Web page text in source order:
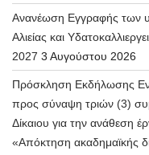
Ανανέωση Εγγραφής των
Αλιείας και
2027 3 Αυγούστου 2026
Πρόσκληση Εκδήλωσης
προς σύναψη τριών (3)
Δίκαιου για την ανάθεση
«Απόκτηση ακαδημαϊκής